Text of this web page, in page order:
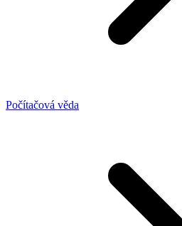
Počítačová věda